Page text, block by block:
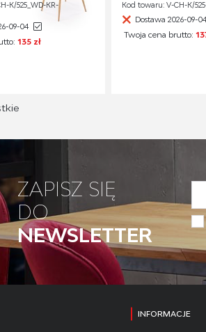
K/525_WD-KR-
09-04
135 zł
Kod towaru: V-CH-K/
Dostawa 2026-09-
Twoja cena brutto:
ZAPISZ SIĘ
DO
NEWSLETTER
INFORMACJE